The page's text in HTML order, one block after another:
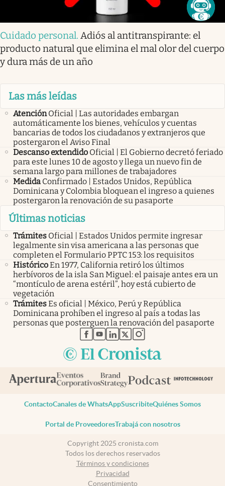
Cuidado personal. Adiós al antitranspirante: el
producto natural que elimina el mal olor del cuerpo
y dura más de un año
Las más leídas
Atención Oficial | Las autoridades embargan
automáticamente los bienes, vehículos y cuentas
bancarias de todos los ciudadanos y extranjeros que
postergaron el Aviso Final
Descanso extendido Oficial | El Gobierno decretó feriado
para este lunes 10 de agosto y llega un nuevo fin de
semana largo para millones de trabajadores
Medida Confirmado | Estados Unidos, República
Dominicana y Colombia bloquean el ingreso a quienes
postergaron la renovación de su pasaporte
Últimas noticias
Trámites Oficial | Estados Unidos permite ingresar
legalmente sin visa americana a las personas que
completen el Formulario PPTC 153: los requisitos
HistóricoEn 1977, California retiró los últimos
herbívoros de la isla San Miguel: el paisaje antes era un
“montículo de arena estéril”, hoy está cubierto de
vegetación
TrámitesEs oficial | México, Perú y República
Dominicana prohíben el ingreso al país a todas las
personas que posterguen la renovación del pasaporte
abre en nueva pestaña
abre en nueva pestaña
abre en nueva pestaña
abre en nueva pestaña
abre en nueva pestaña
ContactoCanales de WhatsAppSuscribiteQuiénes Somos
Portal de ProveedoresTrabajá con nosotros
Copyright 2025 cronista.com
Todos los derechos reservados
Términos y condiciones
Privacidad
Consentimiento